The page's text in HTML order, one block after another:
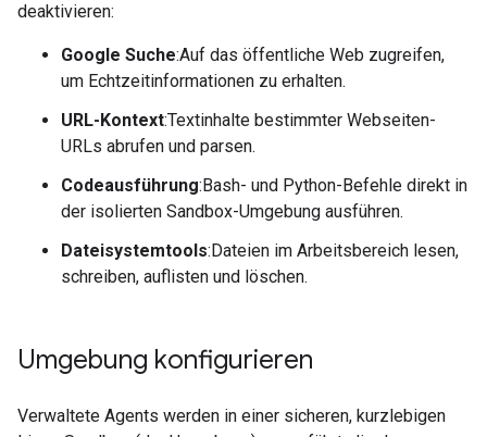
deaktivieren:
Google Suche:Auf das öffentliche Web zugreifen,
um Echtzeitinformationen zu erhalten.
URL-Kontext:Textinhalte bestimmter Webseiten-
URLs abrufen und parsen.
Codeausführung:Bash- und Python-Befehle direkt in
der isolierten Sandbox-Umgebung ausführen.
Dateisystemtools:Dateien im Arbeitsbereich lesen,
schreiben, auflisten und löschen.
Umgebung konfigurieren
Verwaltete Agents werden in einer sicheren, kurzlebigen